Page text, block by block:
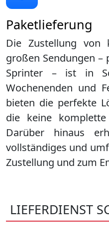
Paketlieferung
Die Zustellung von
großen Sendungen –
Sprinter – ist in
Wochenenden und
bieten die perfekte
die keine
Darüber hinaus
vollständiges und
Zustellung und zum
LIEFERDIENST